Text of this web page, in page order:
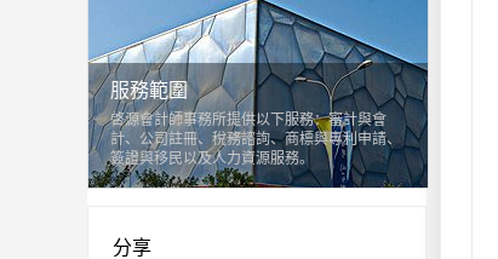
服務範圍
啓源會計師事務所提供以下服務：審計與會
計、公司註冊、稅務諮詢、商標與專利申請、
簽證與移民以及人力資源服務。
分享